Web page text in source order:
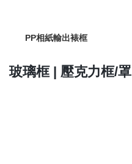
PP相紙輸出裱框
玻璃框 | 壓克力框/罩